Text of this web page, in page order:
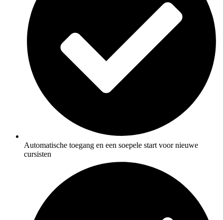
Automatische toegang en een soepele start voor nieuwe
cursisten